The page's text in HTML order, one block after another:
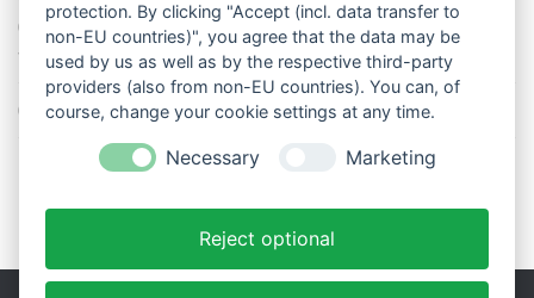
11 Dinge über den Luftdruck, die Sie garantiert noch nicht alle
wussten
Blitzstatistik Europa: Wo gewittert es am meisten?
protection. By clicking "Accept (incl. data transfer to
non-EU countries)", you agree that the data may be
used by us as well as by the respective third-party
providers (also from non-EU countries). You can, of
course, change your cookie settings at any time.
Necessary Marketing
Reject optional